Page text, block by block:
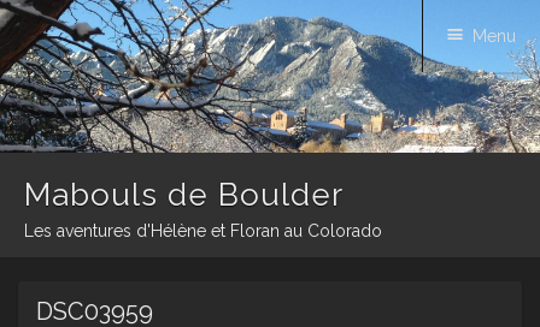
Mabouls de Boulder
Les aventures d'Hélène et Floran au Colorado
Menu
DSC03959